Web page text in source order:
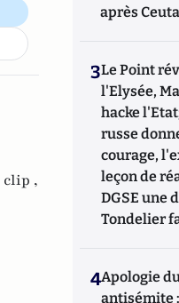
clip ,
après Ceuta
3Le Point
l'Elysée,
hacke
russe
courage,
leçon de
DGSE une
Tondelier
4Apologie
antisémite